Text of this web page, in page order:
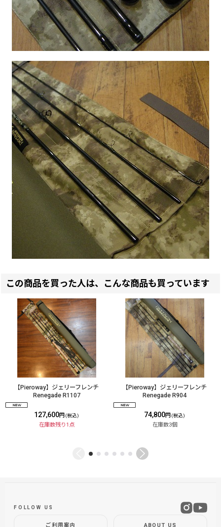
この商品を買った人は、こんな商品も買っています
【Pieroway】ジェリーフレンチ
Renegade R1107
127,600円 (税込)
在庫数残り1点
【Pieroway】ジェリーフレンチ
Renegade R904
74,800円 (税込)
在庫数3個
ご利用案内 ABOUT US
FOLLOW US